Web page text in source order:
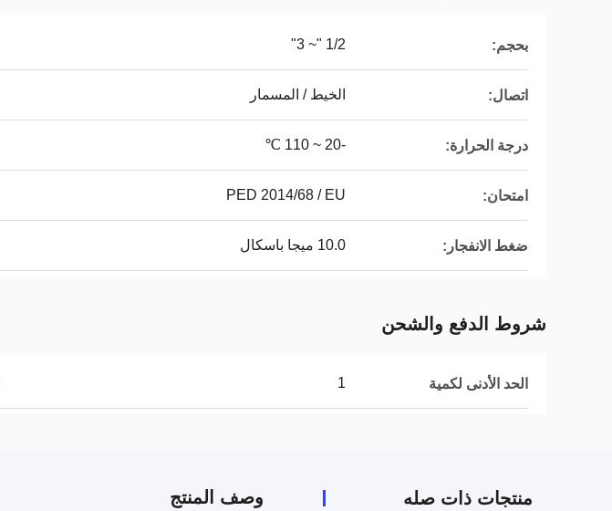
بحجم: 1/2 "~ 3"
اتصال: الخيط / المسمار
درجة الحرارة: -20 ~ 110 ℃
امتحان: PED 2014/68 / EU
ضغط الانفجار: 10.0 ميجا باسكال
شروط الدفع والشحن
الحد الأدنى لكمية 1
منتجات ذات صله وصف المنتج